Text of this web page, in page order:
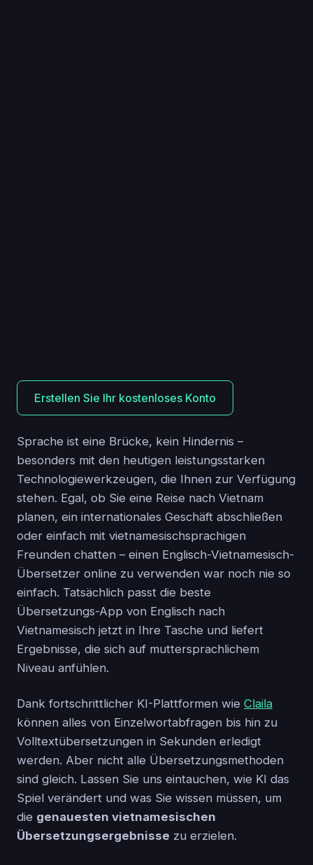
Erstellen Sie Ihr kostenloses Konto
Sprache ist eine Brücke, kein Hindernis –
besonders mit den heutigen leistungsstarken
Technologiewerkzeugen, die Ihnen zur Verfügung
stehen. Egal, ob Sie eine Reise nach Vietnam
planen, ein internationales Geschäft abschließen
oder einfach mit vietnamesischsprachigen
Freunden chatten – einen Englisch-Vietnamesisch-
Übersetzer online zu verwenden war noch nie so
einfach. Tatsächlich passt die beste
Übersetzungs-App von Englisch nach
Vietnamesisch jetzt in Ihre Tasche und liefert
Ergebnisse, die sich auf muttersprachlichem
Niveau anfühlen.
Dank fortschrittlicher KI-Plattformen wie Claila
können alles von Einzelwortabfragen bis hin zu
Volltextübersetzungen in Sekunden erledigt
werden. Aber nicht alle Übersetzungsmethoden
sind gleich. Lassen Sie uns eintauchen, wie KI das
Spiel verändert und was Sie wissen müssen, um
die genauesten vietnamesischen
Übersetzungsergebnisse zu erzielen.